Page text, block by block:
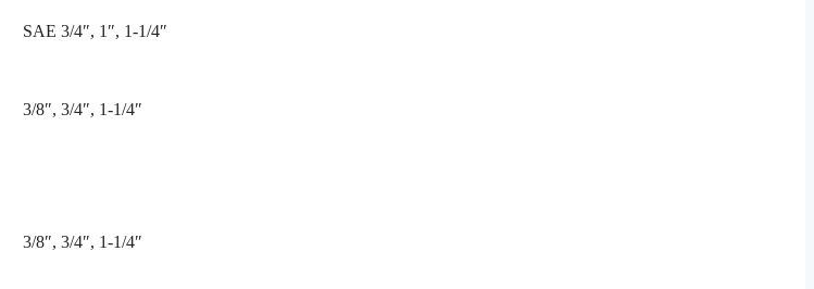
SAE 3/4″, 1″, 1-1/4″
3/8″, 3/4″, 1-1/4″
3/8″, 3/4″, 1-1/4″